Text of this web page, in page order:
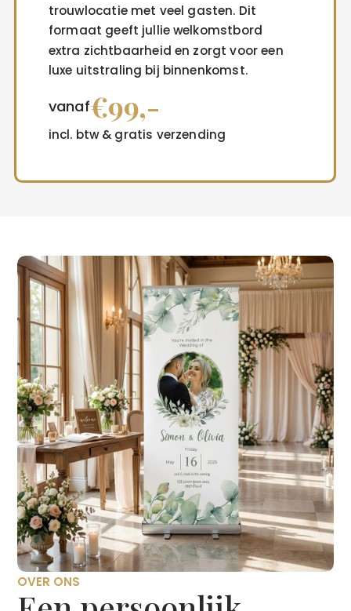
trouwlocatie met veel gasten. Dit
formaat geeft jullie welkomstbord
extra zichtbaarheid en zorgt voor een
luxe uitstraling bij binnenkomst.
vanaf€99,-
incl. btw & gratis verzending
OVER ONS